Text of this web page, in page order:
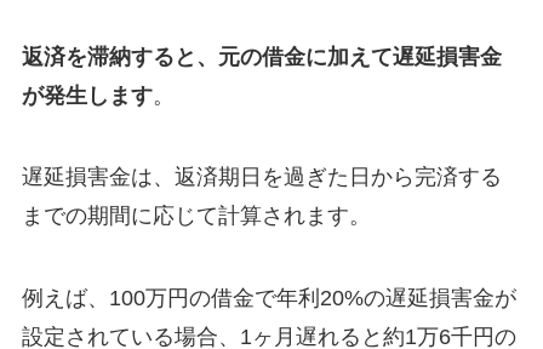
返済を滞納すると、元の借金に加えて遅延損害金
が発生します。
遅延損害金は、返済期日を過ぎた日から完済する
までの期間に応じて計算されます。
例えば、100万円の借金で年利20%の遅延損害金が
設定されている場合、1ヶ月遅れると約1万6千円の